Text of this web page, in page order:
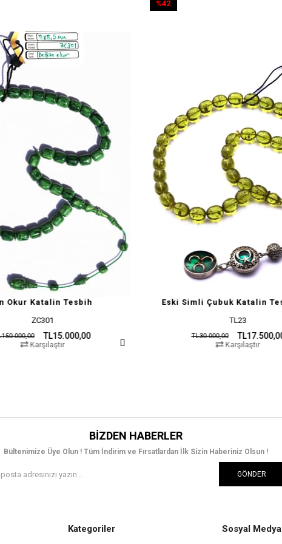
Tesbih
Eski Simli Çubuk Katalin Tesbih
TL17.500,00
BIZDEN HABERLER
Bültenimize Üye Olun ! Tüm İndirim ve Fırsatlardan İlk Sizin Haberiniz Olsun !
GÖNDER
Kategoriler Sosyal Medya